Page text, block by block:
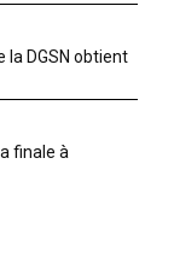
la DGSN obtient
finale à